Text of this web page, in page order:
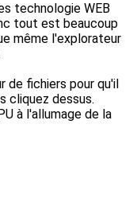
technologie WEB
tout est beaucoup
même l'explorateur
de fichiers pour qu'il
cliquez dessus.
à l'allumage de la